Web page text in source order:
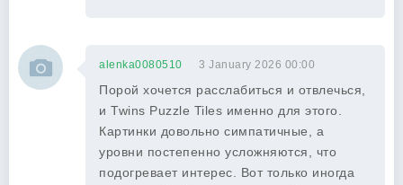
alenka0080510 3 January 2026 00:00
Порой хочется расслабиться и отвлечься,
и Twins Puzzle Tiles именно для этого.
Картинки довольно симпатичные, а
уровни постепенно усложняются, что
подогревает интерес. Вот только иногда